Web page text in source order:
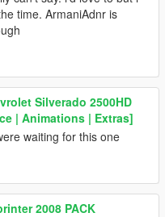
time. ArmaniAdnr is
Silverado 2500HD
| Animations | Extras]
waiting for this one
2008 PACK